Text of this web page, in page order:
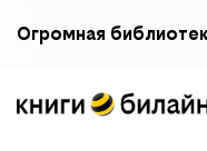
Огромная